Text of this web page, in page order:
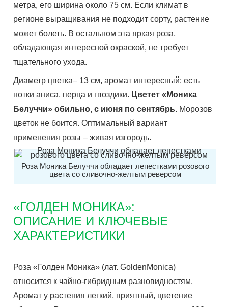
метра, его ширина около 75 см. Если климат в
регионе выращивания не подходит сорту, растение
может болеть. В остальном эта яркая роза,
обладающая интересной окраской, не требует
тщательного ухода.
Диаметр цветка– 13 см, аромат интересный: есть
нотки аниса, перца и гвоздики. Цветет «Моника
Белуччи» обильно, с июня по сентябрь. Морозов
цветок не боится. Оптимальный вариант
применения розы – живая изгородь.
Роза Моника Белуччи обладает лепестками розового
цвета со сливочно-желтым реверсом
«ГОЛДЕН МОНИКА»:
ОПИСАНИЕ И КЛЮЧЕВЫЕ
ХАРАКТЕРИСТИКИ
Роза «Голден Моника» (лат. GoldenMonica)
относится к чайно-гибридным разновидностям.
Аромат у растения легкий, приятный, цветение